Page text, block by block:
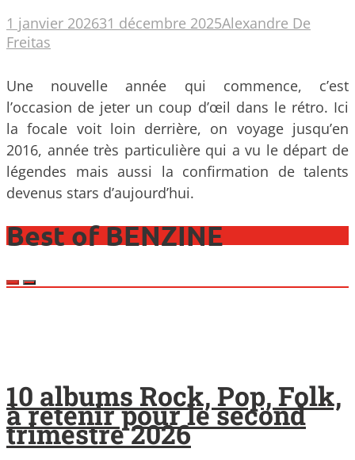
1 janvier 202631 décembre 2025Alexandre De
Freitas
Une nouvelle année qui commence, c’est
l’occasion de jeter un coup d’œil dans le rétro. Ici
la focale voit loin derrière, on voyage jusqu’en
2016, année très particulière qui a vu le départ de
légendes mais aussi la confirmation de talents
devenus stars d’aujourd’hui.
Best of BENZINE
10 albums Rock, Pop, Folk,
à retenir pour le second
trimestre 2026